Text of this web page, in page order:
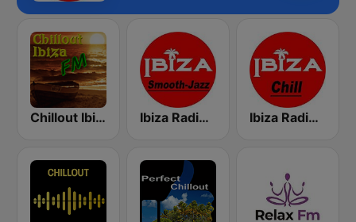
Chillout Ibiza FM Ibiza Radios - Smooth Jazz Ibiza Radios - Chill